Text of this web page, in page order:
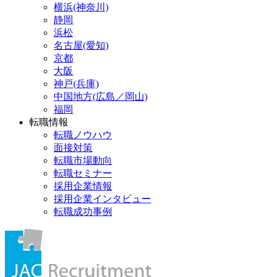
横浜(神奈川)
静岡
浜松
名古屋(愛知)
京都
大阪
神戸(兵庫)
中国地方(広島／岡山)
福岡
転職情報
転職ノウハウ
面接対策
転職市場動向
転職セミナー
採用企業情報
採用企業インタビュー
転職成功事例